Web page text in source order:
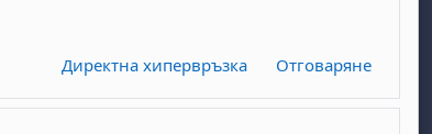
Директна хипервръзка Отговаряне